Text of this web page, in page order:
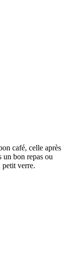
café, celle après
un bon repas ou
petit verre.